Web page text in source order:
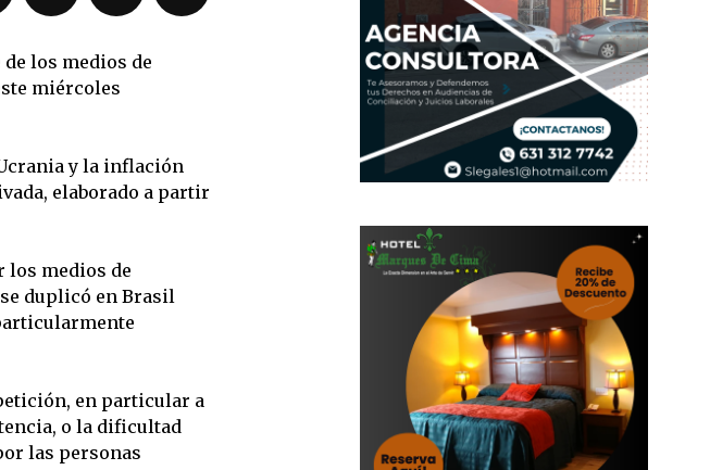
los medios de
miércoles
y la inflación
elaborado a partir
los medios de
duplicó en Brasil
en particular a
o la dificultad
las personas